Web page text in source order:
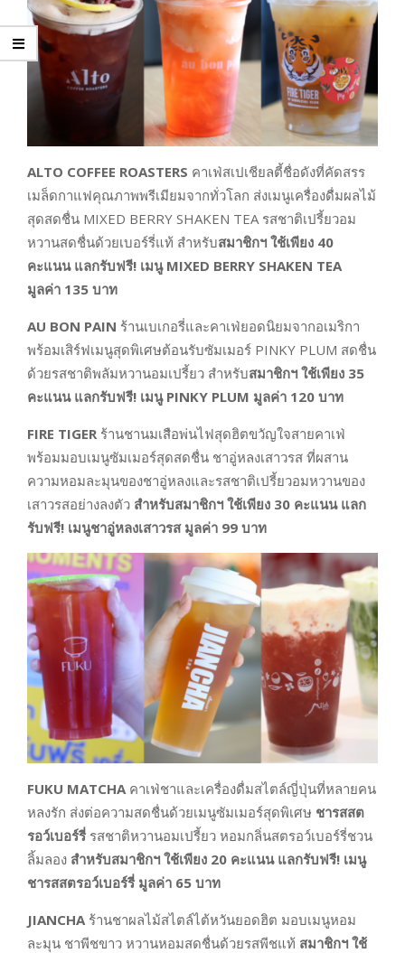
ALTO COFFEE ROASTERS คาเฟ่สเปเชียลตี้ชื่อดังที่คัดสรร
เมล็ดกาแฟคุณภาพพรีเมียมจากทั่วโลก ส่งเมนูเครื่องดื่มผลไม้
สุดสดชื่น MIXED BERRY SHAKEN TEA รสชาติเปรี้ยวอม
หวานสดชื่นด้วยเบอร์รี่แท้ สำหรับสมาชิกฯ ใช้เพียง 40
คะแนน แลกรับฟรี! เมนู MIXED BERRY SHAKEN TEA
มูลค่า 135 บาท
AU BON PAIN ร้านเบเกอรี่และคาเฟ่ยอดนิยมจากอเมริกา
พร้อมเสิร์ฟเมนูสุดพิเศษต้อนรับซัมเมอร์ PINKY PLUM สดชื่น
ด้วยรสชาติพลัมหวานอมเปรี้ยว สำหรับสมาชิกฯ ใช้เพียง 35
คะแนน แลกรับฟรี! เมนู PINKY PLUM มูลค่า 120 บาท
FIRE TIGER ร้านชานมเสือพ่นไฟสุดฮิตขวัญใจสายคาเฟ่
พร้อมมอบเมนูซัมเมอร์สุดสดชื่น ชาอู่หลงเสาวรส ที่ผสาน
ความหอมละมุนของชาอู่หลงและรสชาติเปรี้ยวอมหวานของ
เสาวรสอย่างลงตัว สำหรับสมาชิกฯ ใช้เพียง 30 คะแนน แลก
รับฟรี! เมนูชาอู่หลงเสาวรส มูลค่า 99 บาท
FUKU MATCHA คาเฟ่ชาและเครื่องดื่มสไตล์ญี่ปุ่นที่หลายคน
หลงรัก ส่งต่อความสดชื่นด้วยเมนูซัมเมอร์สุดพิเศษ ชารสสต
รอว์เบอร์รี่รสชาติหวานอมเปรี้ยว หอมกลิ่นสตรอว์เบอร์รี่ชวน
ลิ้มลอง สำหรับสมาชิกฯ ใช้เพียง 20 คะแนน แลกรับฟรี! เมนู
ชารสสตรอว์เบอร์รี่ มูลค่า 65 บาท
JIANCHA ร้านชาผลไม้สไตล์ไต้หวันยอดฮิต มอบเมนูหอม
ละมุน ชาพีชขาว หวานหอมสดชื่นด้วยรสพีชแท้ สมาชิกฯ ใช้